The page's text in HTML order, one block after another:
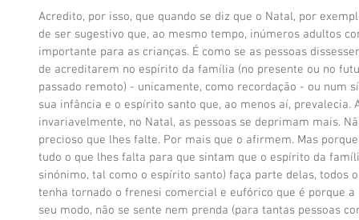
Acredito, por isso, que quando se diz que o Natal, por
de ser sugestivo que, ao mesmo tempo, inúmeros adultos
importante para as crianças. É como se as pessoas
de acreditarem no espírito da família (no presente ou no
passado remoto) - unicamente, como recordação - ou num
sua infância e o espírito santo que, ao menos aí, prevalecia.
invariavelmente, no Natal, as pessoas se deprimam mais.
precioso que lhes falte. Por mais que o afirmem. Mas
tudo o que lhes falta para que sintam que o espírito da
sinónimo, tal como o espírito santo) faça parte delas, todos
tenha tornado o frenesi comercial e eufórico que é porque
seu modo, não se sente nem prenda (para tantas pessoas